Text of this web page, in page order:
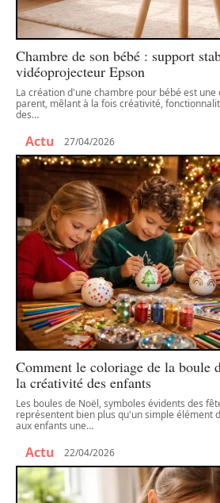
Chambre de son bébé : support
vidéoprojecteur Epson
La création d'une chambre pour bébé est
parent, mêlant à la fois créativité,
des…
Actu 27/04/2026
Comment le coloriage de la boule
la créativité des enfants
Les boules de Noël, symboles évidents des
représentent bien plus qu'un simple élément
aux enfants une…
Actu 22/04/2026